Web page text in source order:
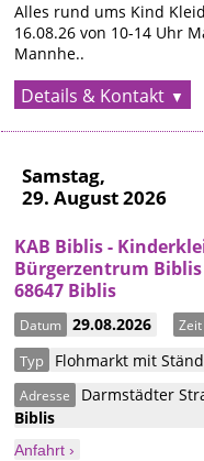
Alles rund ums Kind
16.08.26 von 10-14 Uhr
Mannhe..
Details & Kontakt
Samstag,
29. August 2026
KAB Biblis -
Bürgerzentrum Biblis
68647 Biblis
Datum 29.08.2026 Zeit
Typ Flohmarkt mit
Adresse Darmstädter
Biblis
Anfahrt ›